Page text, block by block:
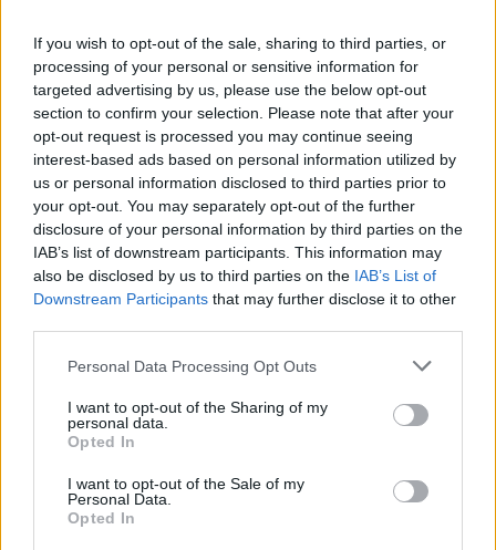
If you wish to opt-out of the sale, sharing to third parties, or
processing of your personal or sensitive information for
targeted advertising by us, please use the below opt-out
section to confirm your selection. Please note that after your
opt-out request is processed you may continue seeing
interest-based ads based on personal information utilized by
us or personal information disclosed to third parties prior to
your opt-out. You may separately opt-out of the further
disclosure of your personal information by third parties on the
IAB’s list of downstream participants. This information may
also be disclosed by us to third parties on the IAB’s List of
Downstream Participants that may further disclose it to other
Personal Data Processing Opt Outs
I want to opt-out of the Sharing of my
personal data.
Opted In
I want to opt-out of the Sale of my
Personal Data.
Opted In